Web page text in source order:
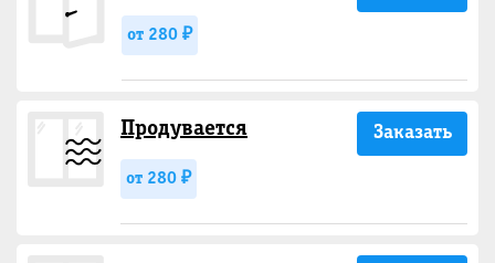
от 280 ₽
Продувается
от 280 ₽
Заказать